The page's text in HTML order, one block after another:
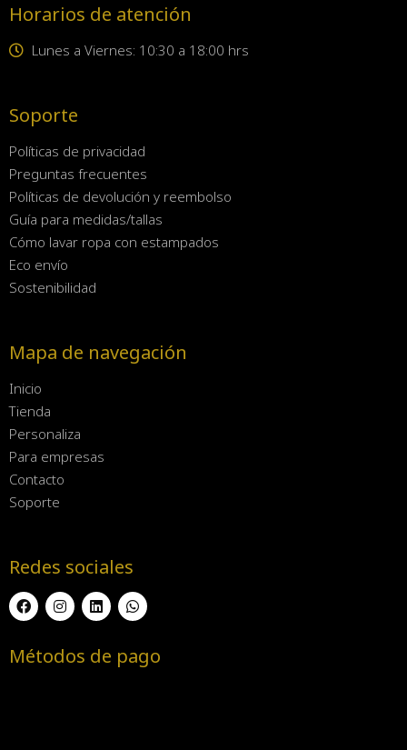
Horarios de atención
Lunes a Viernes: 10:30 a 18:00 hrs
Soporte
Políticas de privacidad
Preguntas frecuentes
Políticas de devolución y reembolso
Guía para medidas/tallas
Cómo lavar ropa con estampados
Eco envío
Sostenibilidad
Mapa de navegación
Inicio
Tienda
Personaliza
Para empresas
Contacto
Soporte
Redes sociales
Métodos de pago